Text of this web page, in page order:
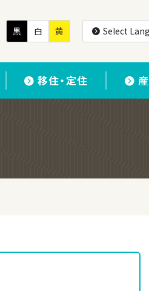
黒 白 黄 Select
移住・定住